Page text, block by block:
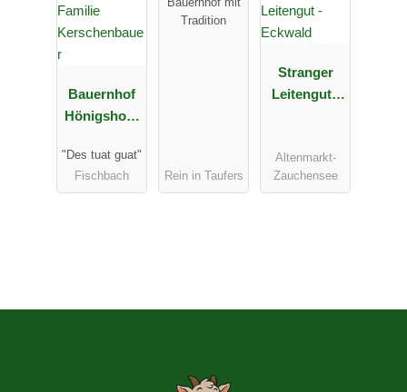
Bauernhof
Hönigshof -
Kerschenba
uer
"Des tuat guat"
Fischbach
Tradition
Rein in Taufers
Stranger
Leitengut -
Altenmarkt-
Zauchensee